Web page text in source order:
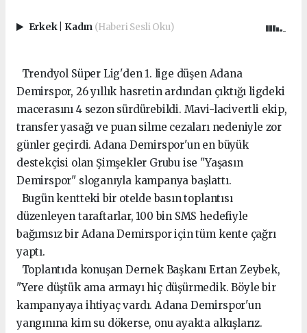
Erkek Kadın (Haberi Sesli Oku)
Trendyol Süper Lig'den 1. lige düşen Adana
Demirspor, 26 yıllık hasretin ardından çıktığı ligdeki
macerasını 4 sezon sürdürebildi. Mavi-lacivertli ekip,
transfer yasağı ve puan silme cezaları nedeniyle zor
günler geçirdi. Adana Demirspor'un en büyük
destekçisi olan Şimşekler Grubu ise "Yaşasın
Demirspor" sloganıyla kampanya başlattı.
Bugün kentteki bir otelde basın toplantısı
düzenleyen taraftarlar, 100 bin SMS hedefiyle
bağımsız bir Adana Demirspor için tüm kente çağrı
yaptı.
Toplantıda konuşan Dernek Başkanı Ertan Zeybek,
"Yere düştük ama armayı hiç düşürmedik. Böyle bir
kampanyaya ihtiyaç vardı. Adana Demirspor'un
yangınına kim su dökerse, onu ayakta alkışlarız.